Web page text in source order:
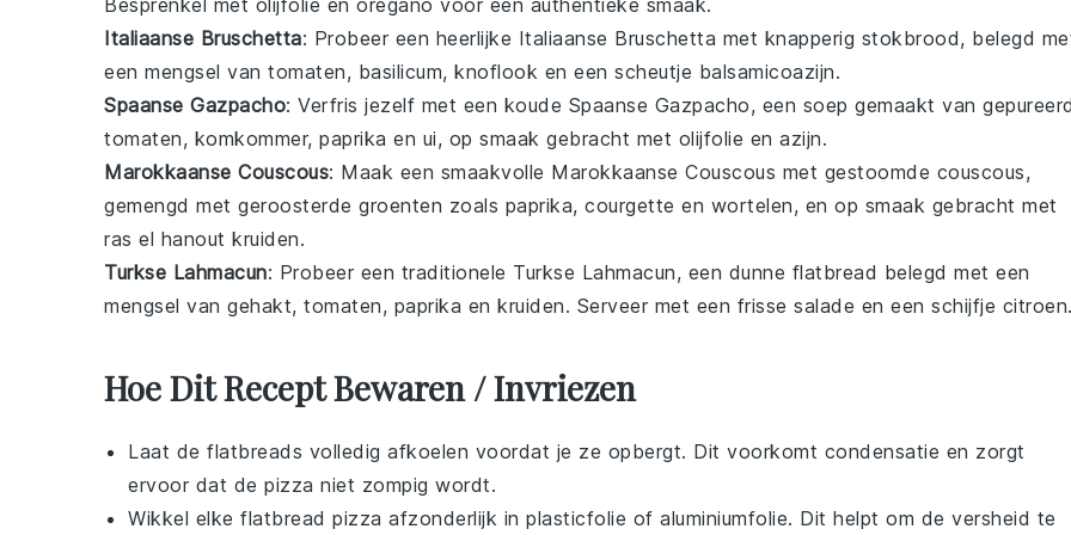
Besprenkel met olijfolie en oregano voor een authentieke smaak.
Italiaanse Bruschetta: Probeer een heerlijke Italiaanse Bruschetta met knapperig stokbrood, belegd
een mengsel van tomaten, basilicum, knoflook en een scheutje balsamicoazijn.
Spaanse Gazpacho: Verfris jezelf met een koude Spaanse Gazpacho, een soep gemaakt van
tomaten, komkommer, paprika en ui, op smaak gebracht met olijfolie en azijn.
Marokkaanse Couscous: Maak een smaakvolle Marokkaanse Couscous met gestoomde couscous,
gemengd met geroosterde groenten zoals paprika, courgette en wortelen, en op smaak gebracht met
ras el hanout kruiden.
Turkse Lahmacun: Probeer een traditionele Turkse Lahmacun, een dunne flatbread belegd met een
mengsel van gehakt, tomaten, paprika en kruiden. Serveer met een frisse salade en een schijfje citroen.
Hoe Dit Recept Bewaren / Invriezen
Laat de flatbreads volledig afkoelen voordat je ze opbergt. Dit voorkomt condensatie en zorgt
ervoor dat de pizza niet zompig wordt.
Wikkel elke flatbread pizza afzonderlijk in plasticfolie of aluminiumfolie. Dit helpt om de versheid te